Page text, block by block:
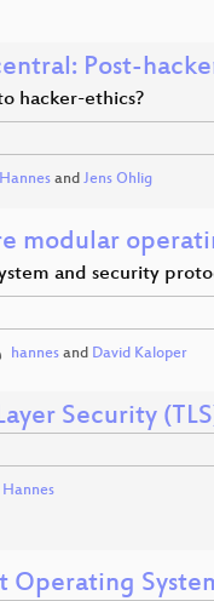
Post-
hacker-ethics?
Hannes and Jens Ohlig
modular
and security
hannes and David Kaloper
Security
Hannes
Operating